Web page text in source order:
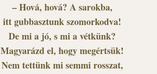
– Hová, hová? A sarokba,
itt gubbasztunk szomorkodva!
De mi a jó, s mi a vétkünk?
Magyarázd el, hogy megértsük!
Nem tettünk mi semmi rosszat,